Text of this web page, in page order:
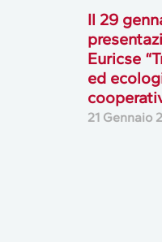
Il 29
Euricse
ed
21 Gennaio